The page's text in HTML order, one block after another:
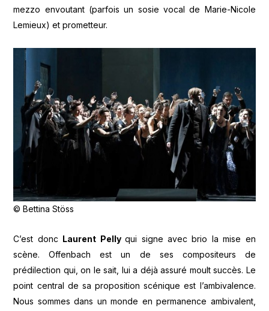
mezzo envoutant (parfois un sosie vocal de Marie-Nicole
Lemieux) et prometteur.
© Bettina Stöss
C’est donc Laurent Pellyqui signe avec brio la mise en
scène. Offenbach est un de ses compositeurs de
prédilection qui, on le sait, lui a déjà assuré moult succès. Le
point central de sa proposition scénique est l’ambivalence.
Nous sommes dans un monde en permanence ambivalent,